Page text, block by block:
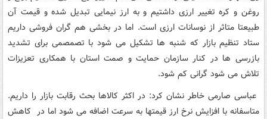
روغن و کره تغییر ارزی داشتیم و به ارز نیمایی تبدیل شده و قیمت آن
طبیعتا متاثر از نوسانات ارزی است. اما در بخشی هم گران فروشی داریم
ستاد تنظیم بازار که شنبه ها تشکیل می شود با تصمصمی برای تشدید
بازرسی ها در کنار سازمان حمایت و صمت استان با همکاری تعزیزات
تلاش می شود گرانی کم شود.
عباسی صارمی خاطر نشان کرد: در اکثر کالاها بحث رقابت بازار را داریم.
متاسفانه با افزایش نرخ ارز قیمتها به سرعت اضافه می شود اما در کاهش